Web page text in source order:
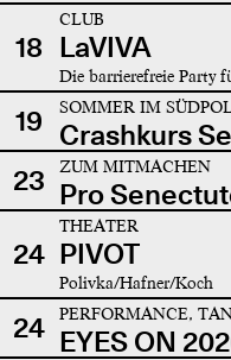
18
CLUB
LaVIVA
Die barrierefreie Party
19 SOMMER IM
Crashkurs
23
ZUM MITMACHEN
Pro
24
THEATER
PIVOT
Polivka/Hafner/Koch
24 PERFORMANCE,
EYES ON